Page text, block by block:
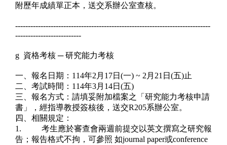
附歷年成績單正本，送交系辦公室查核。
-----------------------------------------------------------------------------
--------------------------
g 資格考核 ─研究能力考核
一、報名日期： 114年2 月 17日 (一) ~ 2 月 21 日 (五)止
二、考試時間： 114年3月 14日 (五)
三、報名方式：請填妥附加檔案之「研究能力考核申請
書」，經指導教授簽核後，送交R205系辦公室。
四、相關規定：
1. 考生應於審查會兩週前提交以英文撰寫之研究報
告；報告格式不拘，可參照 如journal paper或conference